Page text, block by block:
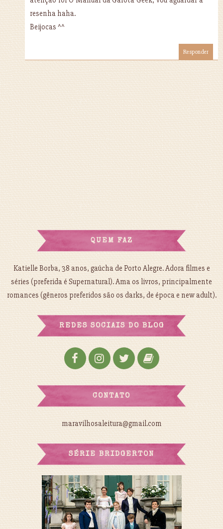
resenha haha.
Beijocas ^^
Responder
QUEM FAZ
Katielle Borba, 38 anos, gaúcha de Porto Alegre. Adora filmes e
séries (preferida é Supernatural). Ama os livros, principalmente
romances (gêneros preferidos são os darks, de época e new adult).
REDES SOCIAIS DO BLOG
CONTATO
maravilhosaleitura@gmail.com
SÉRIE BRIDGERTON